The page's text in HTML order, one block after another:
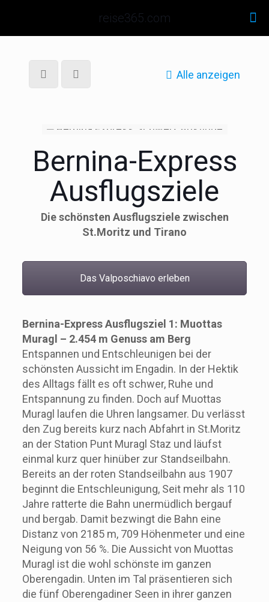
reise365.com
Alle anzeigen
Bernina-Express
Ausflugsziele
Die schönsten Ausflugsziele zwischen
St.Moritz und Tirano
Das Valposchiavo erleben
Bernina-Express Ausflugsziel 1: Muottas
Muragl – 2.454 m Genuss am Berg
Entspannen und Entschleunigen bei der
schönsten Aussicht im Engadin. In der Hektik
des Alltags fällt es oft schwer, Ruhe und
Entspannung zu finden. Doch auf Muottas
Muragl laufen die Uhren langsamer. Du verlässt
den Zug bereits kurz nach Abfahrt in St.Moritz
an der Station Punt Muragl Staz und läufst
einmal kurz quer hinüber zur Standseilbahn.
Bereits an der roten Standseilbahn aus 1907
beginnt die Entschleunigung, Seit mehr als 110
Jahre ratterte die Bahn unermüdlich bergauf
und bergab. Damit bezwingt die Bahn eine
Distanz von 2185 m, 709 Höhenmeter und eine
Neigung von 56 %. Die Aussicht von Muottas
Muragl ist die wohl schönste im ganzen
Oberengadin. Unten im Tal präsentieren sich
die fünf Oberengadiner Seen in ihrer ganzen